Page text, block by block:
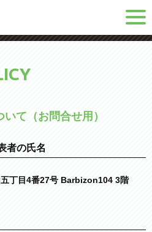
て（お問合せ用）
者の氏名
丁目4番27号 Barbizon104 3階